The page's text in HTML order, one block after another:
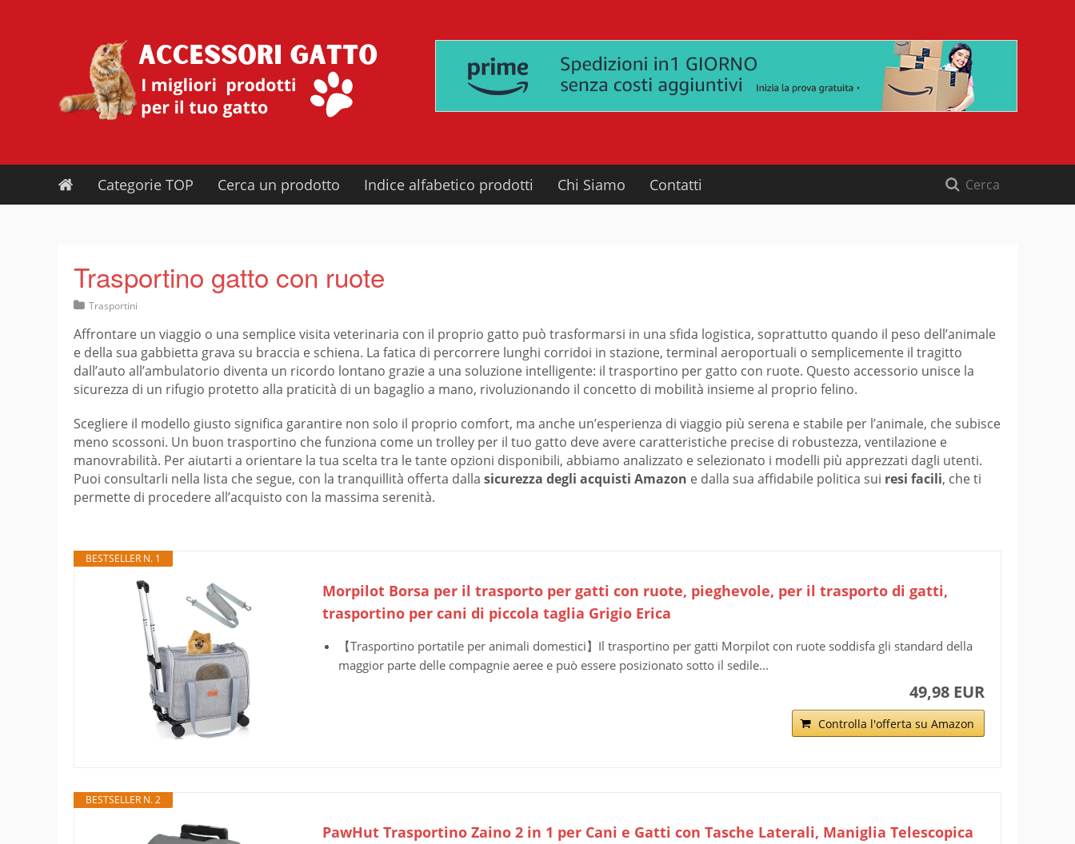
Categorie TOP Cerca un prodotto Indice alfabetico prodotti Chi Siamo Contatti
Trasportino gatto con ruote
Trasportini
Affrontare un viaggio o una semplice visita veterinaria con il proprio gatto può trasformarsi in una sfida logistica, soprattutto quando il peso dell’animale
e della sua gabbietta grava su braccia e schiena. La fatica di percorrere lunghi corridoi in stazione, terminal aeroportuali o semplicemente il tragitto
dall’auto all’ambulatorio diventa un ricordo lontano grazie a una soluzione intelligente: il trasportino per gatto con ruote. Questo accessorio unisce la
sicurezza di un rifugio protetto alla praticità di un bagaglio a mano, rivoluzionando il concetto di mobilità insieme al proprio felino.
Scegliere il modello giusto significa garantire non solo il proprio comfort, ma anche un’esperienza di viaggio più serena e stabile per l’animale, che subisce
meno scossoni. Un buon trasportino che funziona come un trolley per il tuo gatto deve avere caratteristiche precise di robustezza, ventilazione e
manovrabilità. Per aiutarti a orientare la tua scelta tra le tante opzioni disponibili, abbiamo analizzato e selezionato i modelli più apprezzati dagli utenti.
Puoi consultarli nella lista che segue, con la tranquillità offerta dalla sicurezza degli acquisti Amazon e dalla sua affidabile politica sui resi facili, che ti
permette di procedere all’acquisto con la massima serenità.
BESTSELLER N. 1
Morpilot Borsa per il trasporto per gatti con ruote, pieghevole, per il trasporto di gatti,
trasportino per cani di piccola taglia Grigio Erica
【Trasportino portatile per animali domestici】Il trasportino per gatti Morpilot con ruote soddisfa gli standard della
maggior parte delle compagnie aeree e può essere posizionato sotto il sedile...
49,98 EUR
Controlla l'offerta su Amazon
BESTSELLER N. 2
PawHut Trasportino Zaino 2 in 1 per Cani e Gatti con Tasche Laterali, Maniglia Telescopica